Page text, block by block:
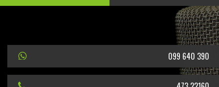
099 640 390